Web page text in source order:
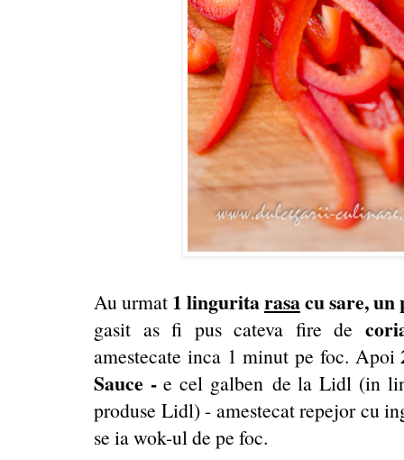
Au urmat 1 linguritarasacu sare, un
gasit as fi pus cateva fire de
amestecate inca 1 minut pe foc. Apoi
Sauce -e cel galben de la Lidl (in
produse Lidl) - amestecat repejor cu
se ia wok-ul de pe foc.